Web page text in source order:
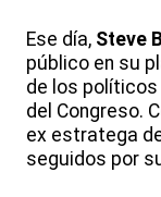
Ese día, Steve
público en su
de los
del Congreso.
ex estratega
seguidos por